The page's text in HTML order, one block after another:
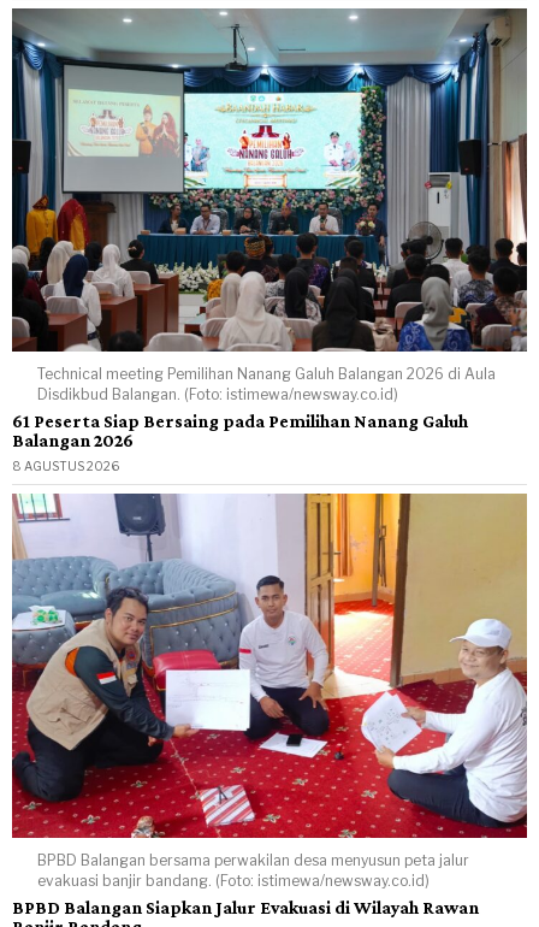
Technical meeting Pemilihan Nanang Galuh Balangan 2026 di Aula
Disdikbud Balangan. (Foto: istimewa/newsway.co.id)
61 Peserta Siap Bersaing pada Pemilihan Nanang Galuh
Balangan 2026
8 AGUSTUS 2026
BPBD Balangan bersama perwakilan desa menyusun peta jalur
evakuasi banjir bandang. (Foto: istimewa/newsway.co.id)
BPBD Balangan Siapkan Jalur Evakuasi di Wilayah Rawan